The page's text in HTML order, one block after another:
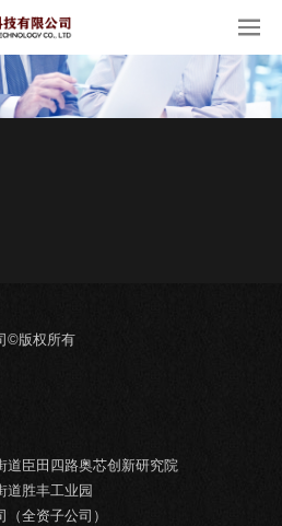
©版权所有
道臣田四路奥芯创新研究院
道胜丰工业园
全资子公司）